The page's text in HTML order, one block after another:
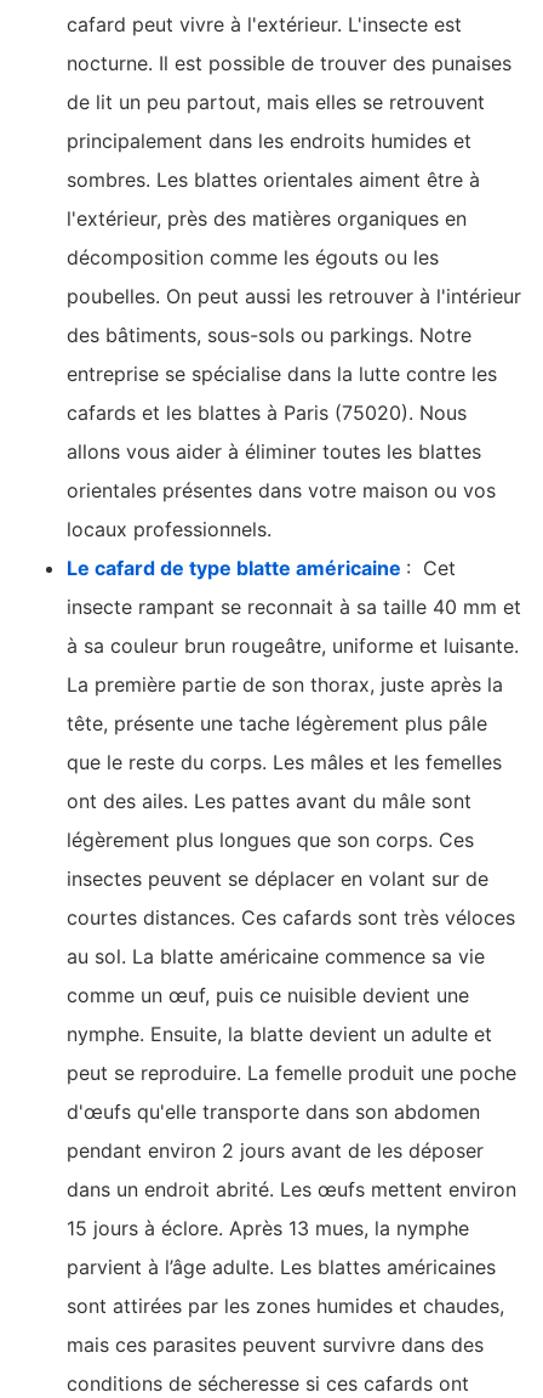
cafard peut vivre à l'extérieur. L'insecte est
nocturne. Il est possible de trouver des punaises
de lit un peu partout, mais elles se retrouvent
principalement dans les endroits humides et
sombres. Les blattes orientales aiment être à
l'extérieur, près des matières organiques en
décomposition comme les égouts ou les
poubelles. On peut aussi les retrouver à l'intérieur
des bâtiments, sous-sols ou parkings. Notre
entreprise se spécialise dans la lutte contre les
cafards et les blattes à Paris (75020). Nous
allons vous aider à éliminer toutes les blattes
orientales présentes dans votre maison ou vos
locaux professionnels.
Le cafard de type blatte américaine : Cet
insecte rampant se reconnait à sa taille 40 mm et
à sa couleur brun rougeâtre, uniforme et luisante.
La première partie de son thorax, juste après la
tête, présente une tache légèrement plus pâle
que le reste du corps. Les mâles et les femelles
ont des ailes. Les pattes avant du mâle sont
légèrement plus longues que son corps. Ces
insectes peuvent se déplacer en volant sur de
courtes distances. Ces cafards sont très véloces
au sol. La blatte américaine commence sa vie
comme un œuf, puis ce nuisible devient une
nymphe. Ensuite, la blatte devient un adulte et
peut se reproduire. La femelle produit une poche
d'œufs qu'elle transporte dans son abdomen
pendant environ 2 jours avant de les déposer
dans un endroit abrité. Les œufs mettent environ
15 jours à éclore. Après 13 mues, la nymphe
parvient à l’âge adulte. Les blattes américaines
sont attirées par les zones humides et chaudes,
mais ces parasites peuvent survivre dans des
conditions de sécheresse si ces cafards ont